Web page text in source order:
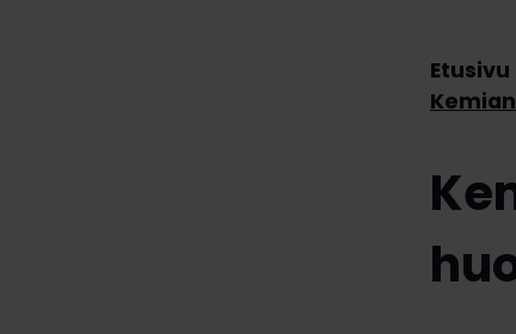
Etusivu